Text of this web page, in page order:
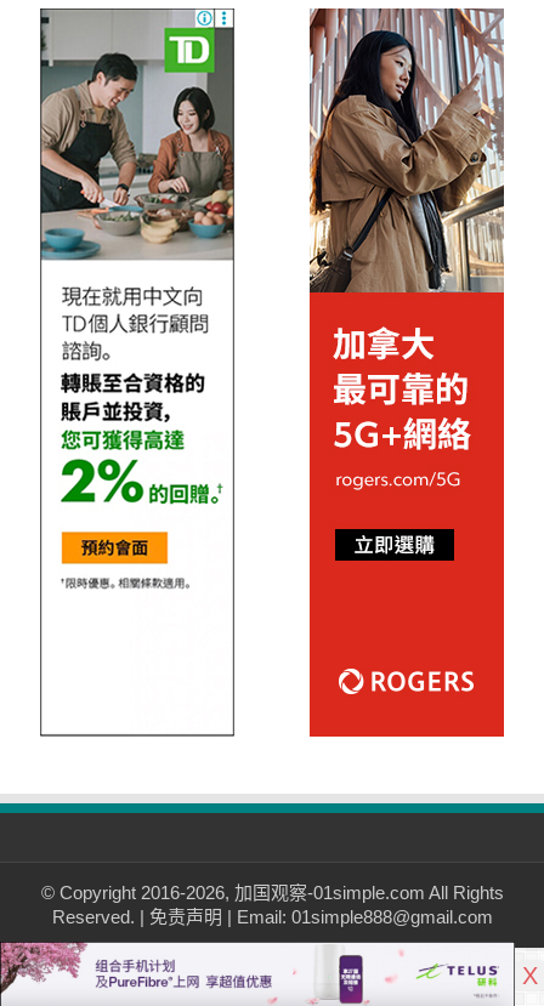
© Copyright 2016-2026, 加国观察-01simple.com All Rights
Reserved. | 免责声明 | Email: 01simple888@gmail.com
X